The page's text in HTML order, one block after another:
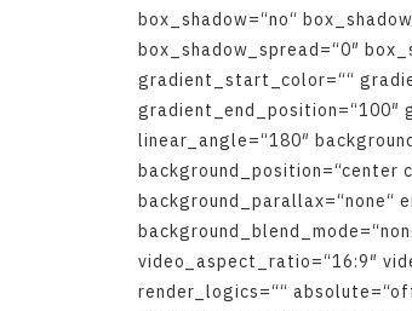
box shadow=“no“ box shadow
box shadow spread=“0″ box
gradient start color=““ gradi
gradient end position=“100″
linear angle=“180″ backgroun
background position=“center c
background parallax=“none“ e
background blend mode=“non
video aspect ratio=“16:9″ vid
render logics=““ absolute=“of